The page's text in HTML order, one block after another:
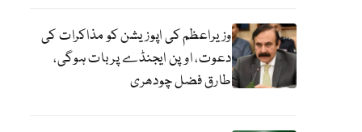
وزیراعظم کی اپوزیشن کو مذاکرات کی
دعوت، اوپن ایجنڈے پر بات ہوگی،
طارق فضل چودھری